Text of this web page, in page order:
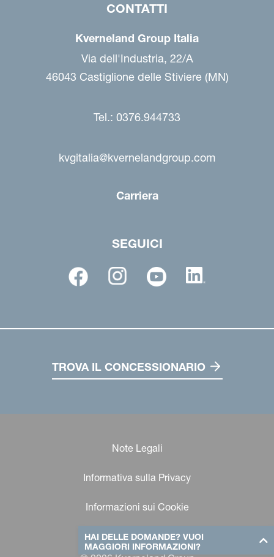
HAI DELLE DOMANDE? VUOI
MAGGIORI INFORMAZIONI?
CONTATTI
Kverneland Group Italia
Via dell'Industria, 22/A
46043 Castiglione delle Stiviere (MN)
Tel.: 0376.944733
kvgitalia@kvernelandgroup.com
Carriera
SEGUICI
TROVA IL CONCESSIONARIO
Note Legali
Informativa sulla Privacy
Informazioni sui Cookie